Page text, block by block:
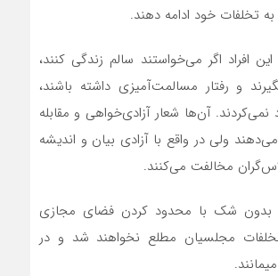
تخلفات خود ادامه دهند.
این افراد اگر می‌خواستند سالم زندگی کنند،
و رفتار مسالمت‌آمیزی داشته باشند،
آن‌ها شعار آزادی‌خواهی و مقابله
ولی در واقع با آزادی بیان و اندیشه
مخالفت می‌کنند.
بدون شک با محدود کردن فضای مجازی
مجلسیان مطلع نخواهند شد و در